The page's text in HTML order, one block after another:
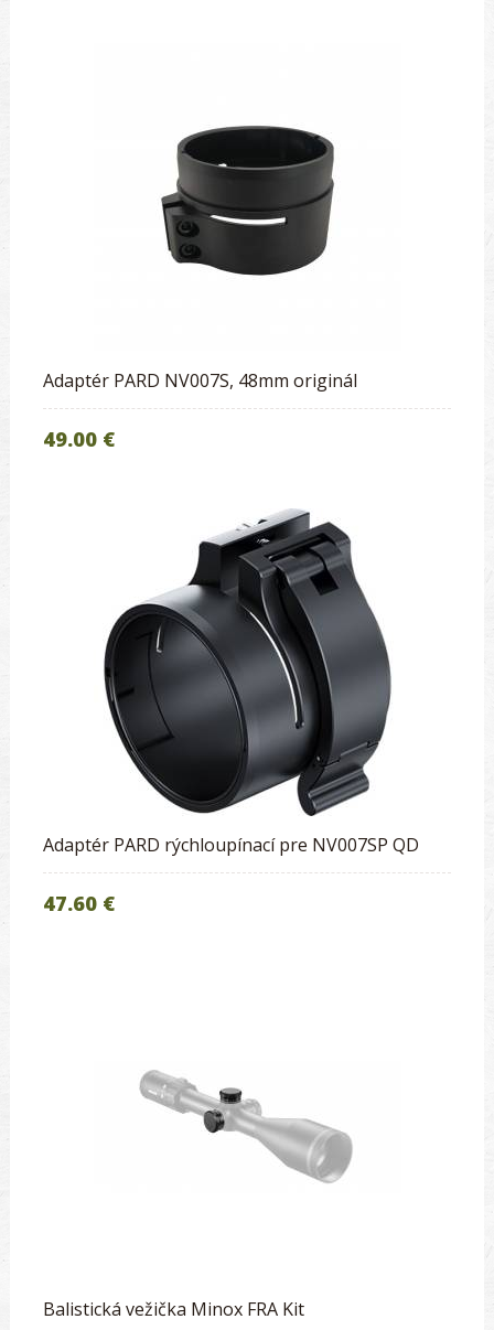
Adaptér PARD NV007S, 48mm originál
49.00 €
Adaptér PARD rýchloupínací pre NV007SP QD
47.60 €
Balistická vežička Minox FRA Kit